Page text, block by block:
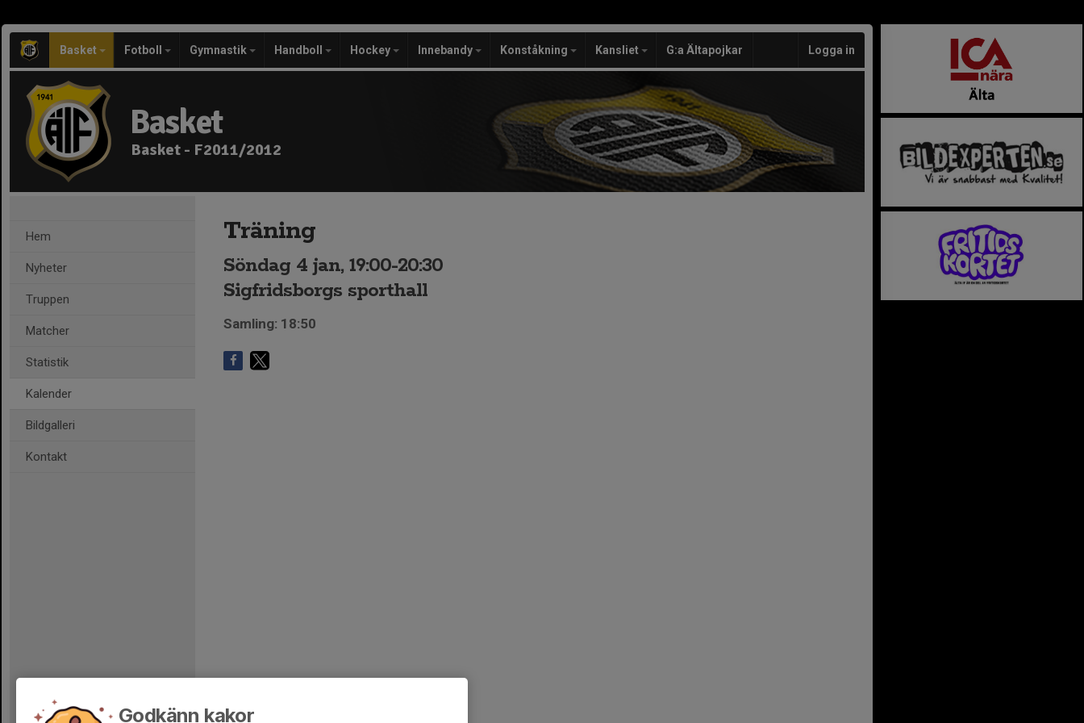
Basket Fotboll Gymnastik Handboll Hockey Innebandy Konståkning Kansliet G:a Ältapojkar Logga in
Basket
Basket - F2011/2012
Hem
Nyheter
Truppen
Matcher
Statistik
Kalender
Bildgalleri
Kontakt
Träning
Söndag 4 jan, 19:00-20:30
Sigfridsborgs sporthall
Samling: 18:50
Godkänn kakor